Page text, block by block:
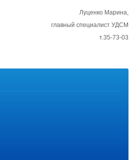
Луценко Марина,
главный специалист УДСМ
т.35-73-03